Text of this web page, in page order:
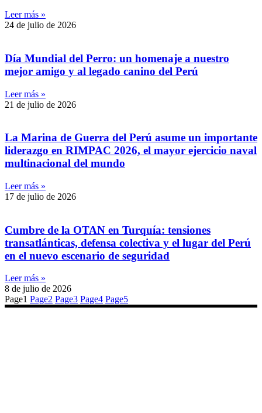
Leer más »
24 de julio de 2026
Día Mundial del Perro: un homenaje a nuestro
mejor amigo y al legado canino del Perú
Leer más »
21 de julio de 2026
La Marina de Guerra del Perú asume un importante
liderazgo en RIMPAC 2026, el mayor ejercicio naval
multinacional del mundo
Leer más »
17 de julio de 2026
Cumbre de la OTAN en Turquía: tensiones
transatlánticas, defensa colectiva y el lugar del Perú
en el nuevo escenario de seguridad
Leer más »
8 de julio de 2026
Page1 Page2 Page3 Page4 Page5